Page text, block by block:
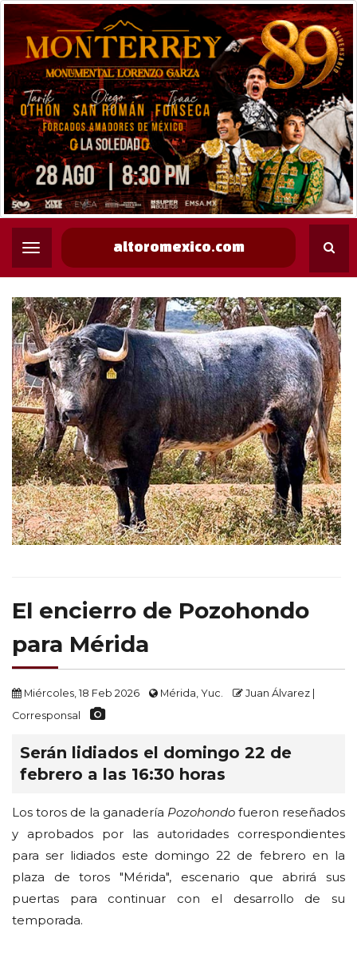
altoromexico.com
El encierro de Pozohondo
para Mérida
Miércoles, 18 Feb 2026 Mérida, Yuc.
Juan Álvarez |
Corresponsal
Serán lidiados el domingo 22 de
febrero a las 16:30 horas
Los toros de la ganadería Pozohondo fueron reseñados
y aprobados por las autoridades correspondientes
para ser lidiados este domingo 22 de febrero en la
plaza de toros "Mérida", escenario que abrirá sus
puertas para continuar con el desarrollo de su
temporada.